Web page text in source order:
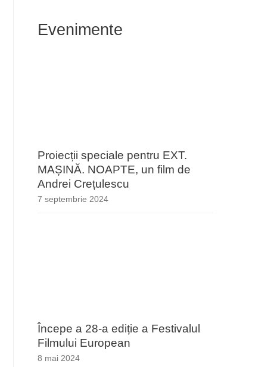
Evenimente
Proiecții speciale pentru EXT.
MAȘINĂ. NOAPTE, un film de
Andrei Crețulescu
7 septembrie 2024
Începe a 28-a ediție a Festivalul
Filmului European
8 mai 2024